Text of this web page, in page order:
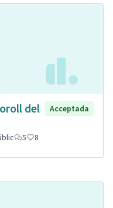
del
Acceptada
5 8